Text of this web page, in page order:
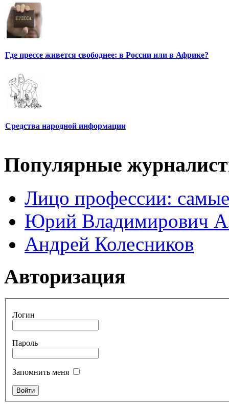
Где прессе живется свободнее: в России или в Африке?
Средства народной информации
Популярные
Лицо профессии:
Юрий Владимирович
Андрей Колесников
Авторизация
Логин
Пароль
Запомнить меня